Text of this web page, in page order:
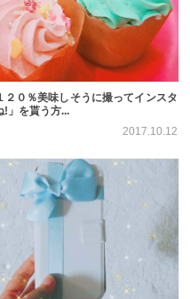
２０％美味しそうに撮ってインスタ
!」を貰う方...
2017.10.12